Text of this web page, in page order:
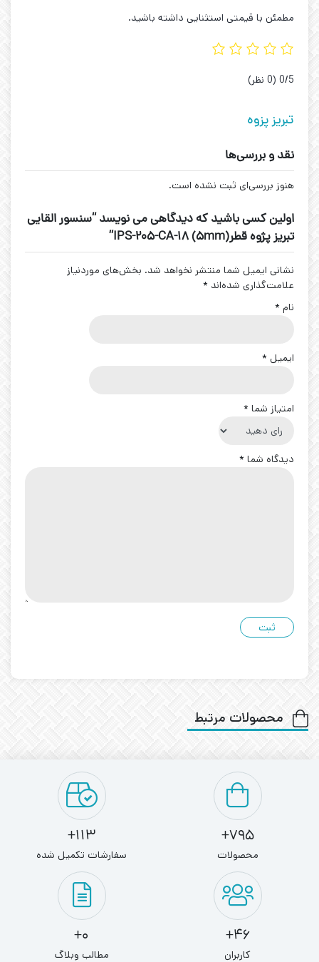
مطمئن با قیمتی استثنایی داشته باشید.
‫0/5 ‫(0 نظر)
تبریز پزوه
نقد و بررسی‌ها
هنوز بررسی‌ای ثبت نشده است.
اولین کسی باشید که دیدگاهی می نویسد “سنسور القایی
تبریز پژوه قطر(5mm) IPS-205-CA-18”
نشانی ایمیل شما منتشر نخواهد شد. بخش‌های موردنیاز
علامت‌گذاری شده‌اند *
نام *
ایمیل *
امتیاز شما *
دیدگاه شما *
محصولات مرتبط
795+
محصولات
113+
سفارشات تکمیل شده
46+
کاربران
0+
مطالب وبلاگ